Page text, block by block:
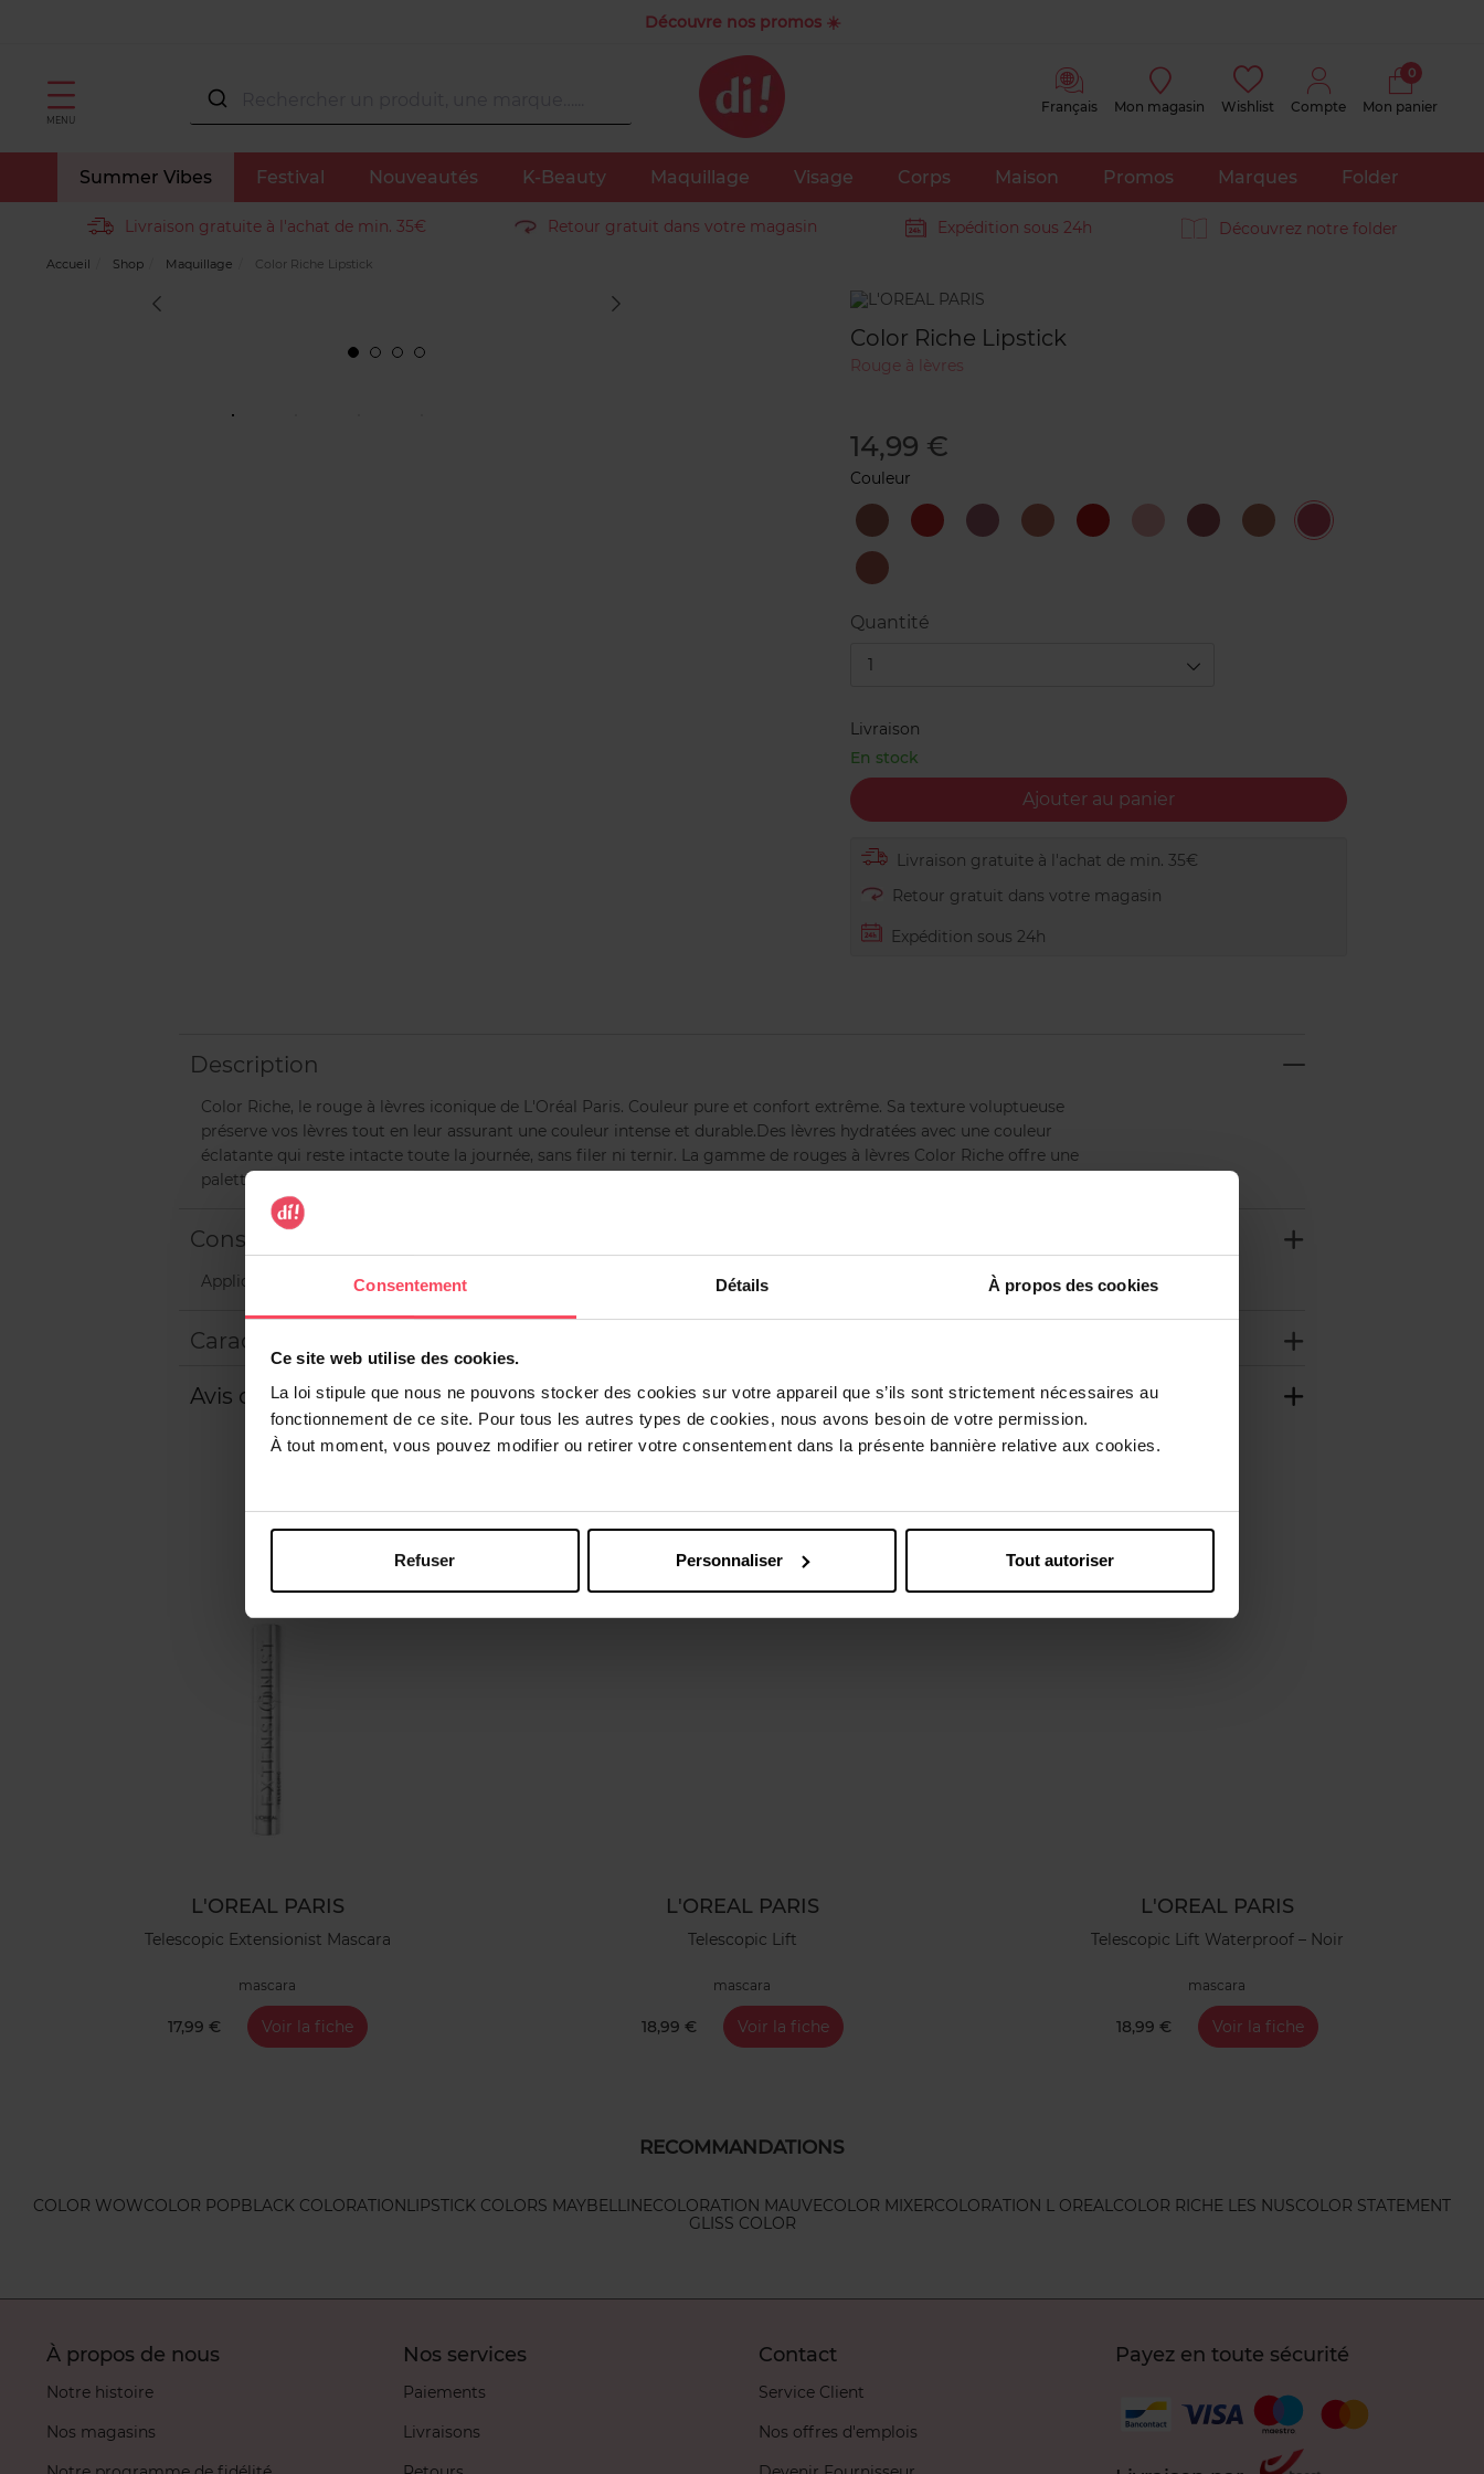
Consentement Détails À propos des cookies
Ce site web utilise des cookies.
La loi stipule que nous ne pouvons stocker des cookies sur votre appareil que s’ils sont strictement nécessaires au
fonctionnement de ce site. Pour tous les autres types de cookies, nous avons besoin de votre permission.
À tout moment, vous pouvez modifier ou retirer votre consentement dans la présente bannière relative aux cookies.
Refuser Personnaliser Tout autoriser
Découvre nos promos ☀️
MENU
Français Mon magasin Wishlist Compte Mon panier
0
Summer Vibes Festival Nouveautés K-Beauty Maquillage Visage Corps Maison Promos Marques Folder
Livraison gratuite à l'achat de min. 35€ Retour gratuit dans votre magasin Expédition sous 24h Découvrez notre folder
Accueil Shop Maquillage Color Riche Lipstick
Marque
Color Riche Lipstick
Rouge à lèvres
14,99 €
Couleur
108
Copper
Brown
163
Orange
226
Rose
236
Organza
297
Red
345
Cherry
377
Perfect
453
Rose
630
Beige
Nu
Quantité
1
Livraison
En stock
Ajouter au panier
Livraison gratuite à l'achat de min. 35€
Retour gratuit dans votre magasin
Expédition sous 24h
Description
Color Riche, le rouge à lèvres iconique de L'Oréal Paris. Couleur pure et confort extrême. Sa texture voluptueuse
préserve vos lèvres tout en leur assurant une couleur intense et durable.Des lèvres hydratées avec une couleur
éclatante qui reste intacte toute la journée, sans filer ni ternir. La gamme de rouges à lèvres Color Riche offre une
palette complète de teintes intenses, mates ou satinées.
Conseils d'utilisation
Appliquez votre rouge à lèvres directement sur vos lèvres. Absorbez l'excès de matière à l'aide d'un tissu en papier.
Caractéristiques
Avis client
Vous aimerez peut-être
L'OREAL PARIS
Telescopic Extensionist Mascara
mascara
17,99 € Voir la fiche
L'OREAL PARIS
Telescopic Lift
mascara
18,99 € Voir la fiche
L'OREAL PARIS
Telescopic Lift Waterproof – Noir
mascara
18,99 € Voir la fiche
RECOMMANDATIONS
COLOR WOWCOLOR POPBLACK COLORATIONLIPSTICK COLORS MAYBELLINECOLORATION MAUVECOLOR MIXERCOLORATION L OREAL COLOR RICHE LES NUSCOLOR STATEMENT
GLISS COLOR
À propos de nous
Notre histoire
Nos magasins
Nos services
Paiements
Livraisons
Contact
Service Client
Nos offres d'emplois
Payez en toute sécurité